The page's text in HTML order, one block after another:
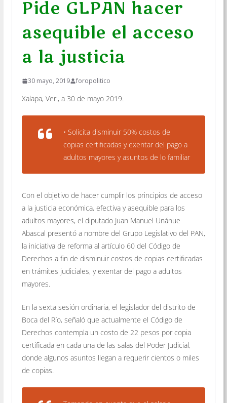
Pide GLPAN hacer
asequible el acceso
a la justicia
30 mayo, 2019 foropolitico
Xalapa, Ver., a 30 de mayo 2019.
• Solicita disminuir 50% costos de
copias certificadas y exentar del pago a
adultos mayores y asuntos de lo familiar
Con el objetivo de hacer cumplir los principios de acceso
a la justicia económica, efectiva y asequible para los
adultos mayores, el diputado Juan Manuel Unánue
Abascal presentó a nombre del Grupo Legislativo del PAN,
la iniciativa de reforma al artículo 60 del Código de
Derechos a fin de disminuir costos de copias certificadas
en trámites judiciales, y exentar del pago a adultos
mayores.
En la sexta sesión ordinaria, el legislador del distrito de
Boca del Río, señaló que actualmente el Código de
Derechos contempla un costo de 22 pesos por copia
certificada en cada una de las salas del Poder Judicial,
donde algunos asuntos llegan a requerir cientos o miles
de copias.